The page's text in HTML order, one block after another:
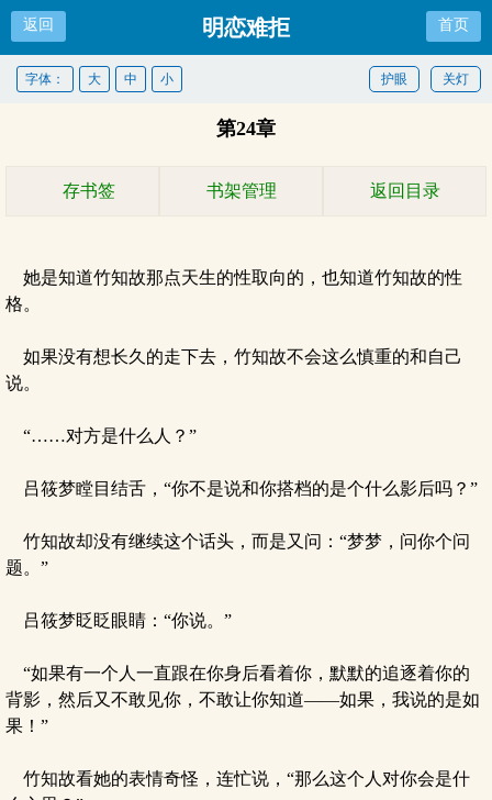
返回 明恋难拒 首页
关灯
护眼
字体： 大 中 小
第24章
存书签 书架管理 返回目录
她是知道竹知故那点天生的性取向的，也知道竹知故的性
格。
如果没有想长久的走下去，竹知故不会这么慎重的和自己
说。
“……对方是什么人？”
吕筱梦瞠目结舌，“你不是说和你搭档的是个什么影后吗？”
竹知故却没有继续这个话头，而是又问：“梦梦，问你个问
题。”
吕筱梦眨眨眼睛：“你说。”
“如果有一个人一直跟在你身后看着你，默默的追逐着你的
背影，然后又不敢见你，不敢让你知道——如果，我说的是如
果！”
竹知故看她的表情奇怪，连忙说，“那么这个人对你会是什